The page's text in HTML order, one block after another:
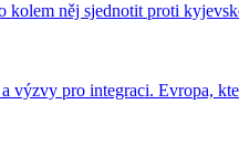
něj sjednotit proti
výzvy pro integraci. Evropa,